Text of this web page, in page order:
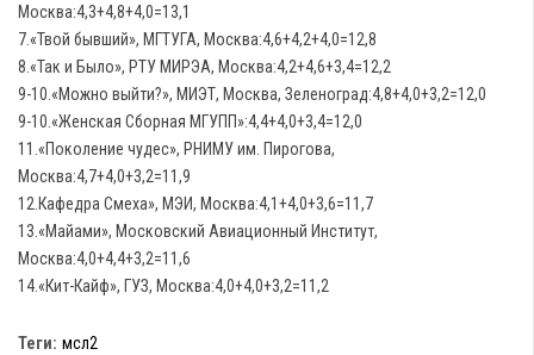
Москва:4,3+4,8+4,0=13,1
7.«Твой бывший», МГТУГА, Москва:4,6+4,2+4,0=12,8
8.«Так и Было», РТУ МИРЭА, Москва:4,2+4,6+3,4=12,2
9-10.«Можно выйти?», МИЭТ, Москва, Зеленоград:4,8+4,0+3,2=12,0
9-10.«Женская Сборная МГУПП»:4,4+4,0+3,4=12,0
11.«Поколение чудес», РНИМУ им. Пирогова,
Москва:4,7+4,0+3,2=11,9
12.Кафедра Смеха», МЭИ, Москва:4,1+4,0+3,6=11,7
13.«Майами», Московский Авиационный Институт,
Москва:4,0+4,4+3,2=11,6
14.«Кит-Кайф», ГУЗ, Москва:4,0+4,0+3,2=11,2
Теги: мсл2